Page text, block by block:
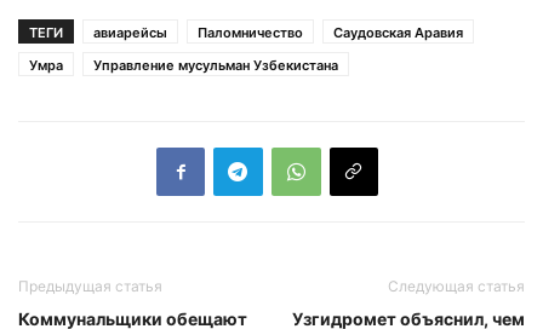
ТЕГИ авиарейсы Паломничество
Саудовская Аравия
Умра
Управление мусульман Узбекистана
Предыдущая статья
Коммунальщики обещают
Следующая статья
Узгидромет объяснил, чем